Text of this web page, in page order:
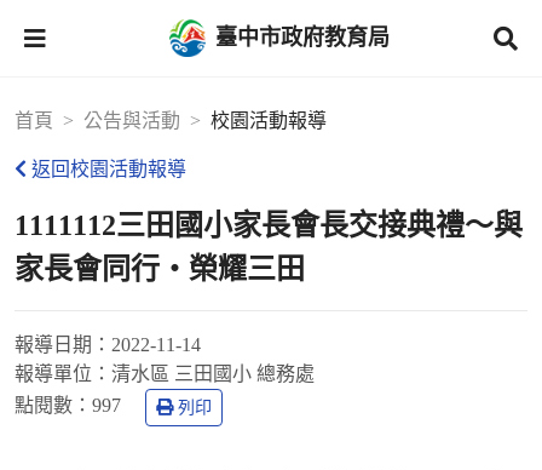
臺中市政府教育局
首頁 公告與活動 校園活動報導
返回校園活動報導
1111112三田國小家長會長交接典禮～與
家長會同行‧榮耀三田
報導日期： 2022-11-14
報導單位： 清水區 三田國小 總務處
點閱數： 997 列印